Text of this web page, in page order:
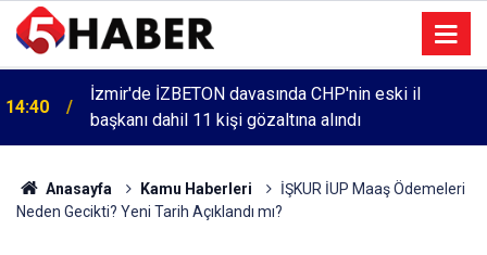
14:40
İzmir'de İZBETON davasında CHP'nin eski il
başkanı dahil 11 kişi gözaltına alındı
Anasayfa Kamu Haberleri
İŞKUR İUP Maaş Ödemeleri
Neden Gecikti? Yeni Tarih Açıklandı mı?